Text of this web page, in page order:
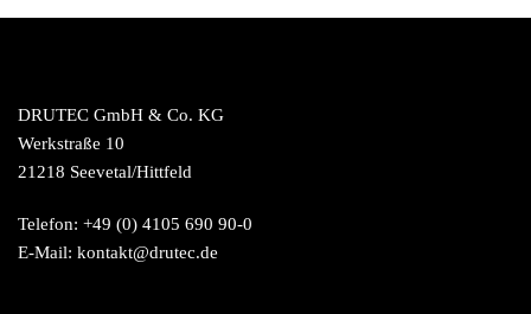
DRUTEC GmbH & Co. KG
Werkstraße 10
21218 Seevetal/Hittfeld
Telefon: +49 (0) 4105 690 90-0
E-Mail: kontakt@drutec.de